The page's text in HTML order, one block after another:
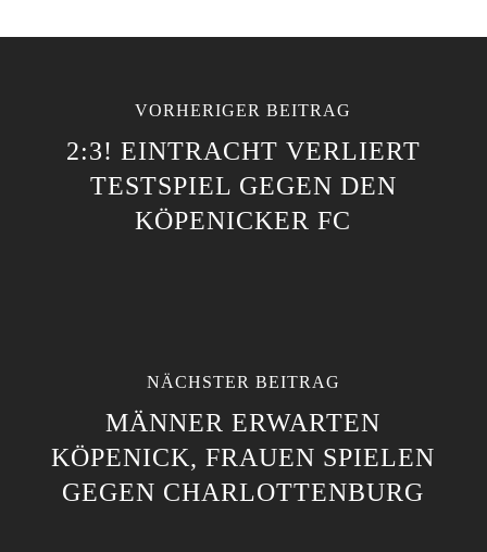
VORHERIGER BEITRAG
2:3! EINTRACHT VERLIERT
TESTSPIEL GEGEN DEN
KÖPENICKER FC
NÄCHSTER BEITRAG
MÄNNER ERWARTEN
KÖPENICK, FRAUEN SPIELEN
GEGEN CHARLOTTENBURG